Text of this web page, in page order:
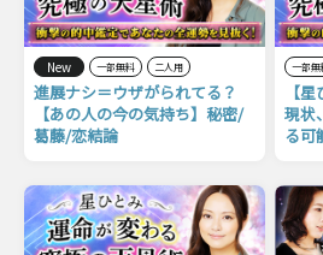
New 一部無料 二人用
進展ナシ＝ウザがられてる？
【あの人の今の気持ち】秘密/
葛藤/恋結論
一部無
【
現状
る可